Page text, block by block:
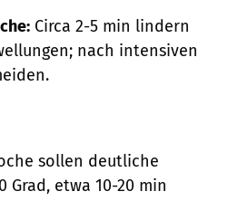
Circa 2-5 min lindern
nach intensiven
sollen deutliche
Grad, etwa 10-20 min